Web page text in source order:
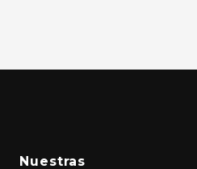
Nuestras